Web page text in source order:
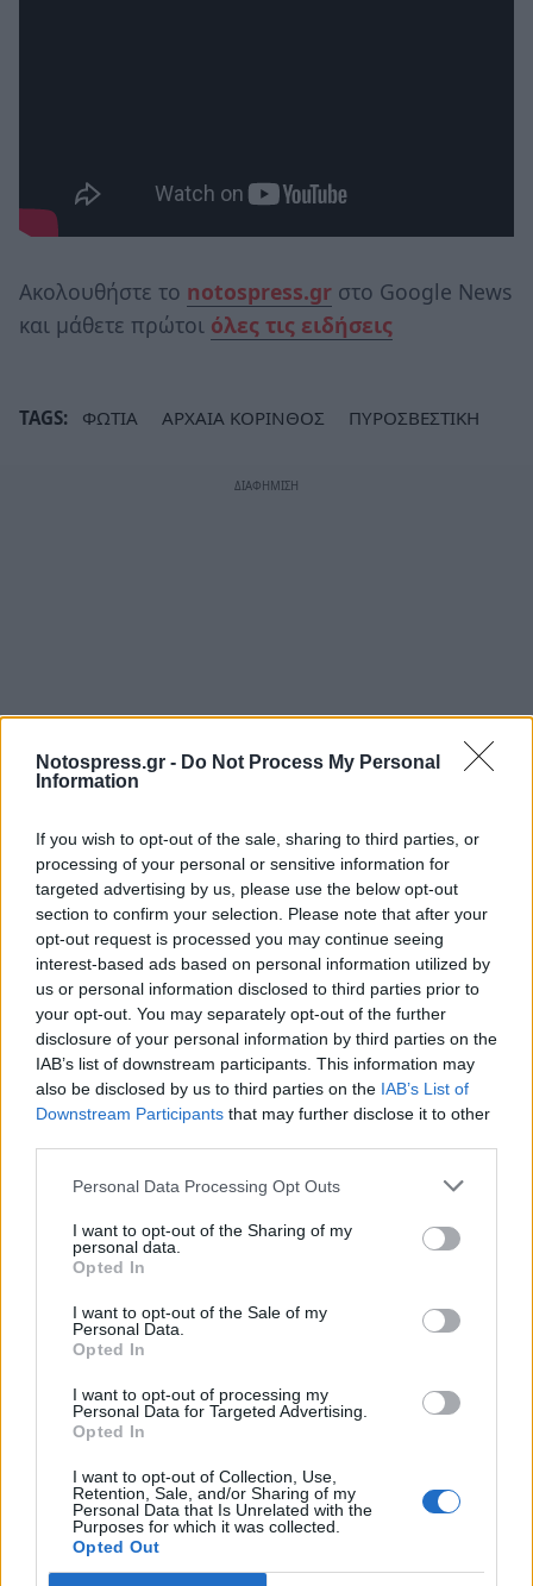
Notospress.gr - Do Not Process My Personal
Information
If you wish to opt-out of the sale, sharing to third parties, or
processing of your personal or sensitive information for
targeted advertising by us, please use the below opt-out
section to confirm your selection. Please note that after your
opt-out request is processed you may continue seeing
interest-based ads based on personal information utilized by
us or personal information disclosed to third parties prior to
your opt-out. You may separately opt-out of the further
disclosure of your personal information by third parties on the
IAB’s list of downstream participants. This information may
also be disclosed by us to third parties on the IAB’s List of
Downstream Participants that may further disclose it to other
Personal Data Processing Opt Outs
I want to opt-out of the Sharing of my
personal data.
Opted In
I want to opt-out of the Sale of my
Personal Data.
Opted In
I want to opt-out of processing my
Personal Data for Targeted Advertising.
Opted In
I want to opt-out of Collection, Use,
Retention, Sale, and/or Sharing of my
Personal Data that Is Unrelated with the
Purposes for which it was collected.
Opted Out
Ακολουθήστε το notospress.gr στο Google News
και μάθετε πρώτοι όλες τις ειδήσεις
TAGS: ΦΩΤΙΑ ΑΡΧΑΙΑ ΚΟΡΙΝΘΟΣ ΠΥΡΟΣΒΕΣΤΙΚΗ
Σχετικά Άρθρα